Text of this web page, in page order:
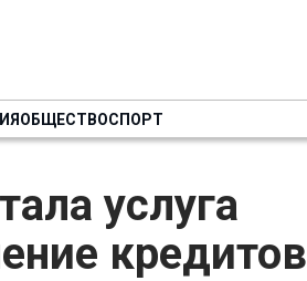
ОБЩЕСТВОСПОРТ
услуга
кредитов